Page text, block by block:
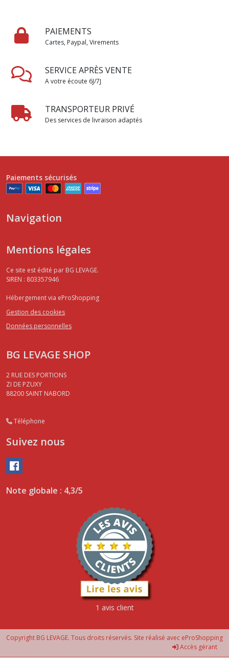
PAIEMENTS
Cartes, Paypal, Virements
SERVICE APRÈS VENTE
A votre écoute 6J/7J
TRANSPORTEUR PRIVÉ
Des services de livraison adaptés
Paiements sécurisés
Navigation
Mentions légales
Ce site est édité par BG LEVAGE.
SIREN : 803357946
Hébergement via eProShopping
Gestion des cookies
Données personnelles
BG LEVAGE SHOP
2 RUE DES PORTIONS
ZI DE PZUXY
88200 SAINT NABORD
Téléphone
Suivez nous
Note globale : 4,3/5
1 avis client
Copyright BG LEVAGE. Tous droits réservés. Site réalisé avec eProShopping
Accès gérant